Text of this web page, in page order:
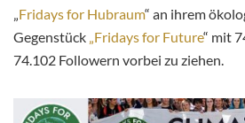
Fridays for Hubraum“ an ihrem
Gegenstück „Fridays for Future“ mit
74.102 Followern vorbei zu ziehen.